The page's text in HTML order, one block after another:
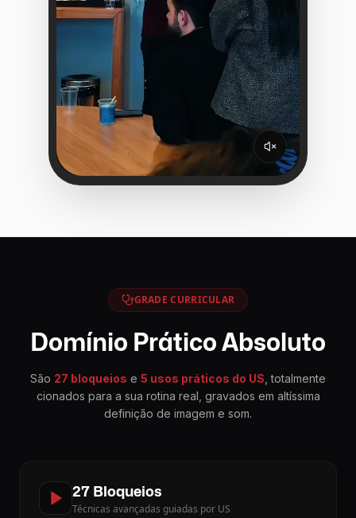
GRADE CURRICULAR
Domínio Prático Absoluto
São 27 bloqueios e 5 usos práticos do US , totalmente
cionados para a sua rotina real, gravados em altíssima
definição de imagem e som.
27 Bloqueios
Técnicas avançadas guiadas por US